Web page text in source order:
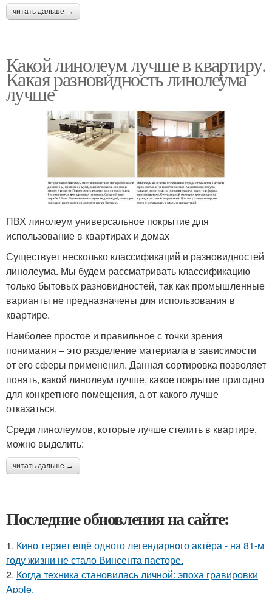
читать дальше →
Какой линолеум лучше в квартиру.
Какая разновидность линолеума
лучше
ПВХ линолеум универсальное покрытие для
использование в квартирах и домах
Существует несколько классификаций и разновидностей
линолеума. Мы будем рассматривать классификацию
только бытовых разновидностей, так как промышленные
варианты не предназначены для использования в
квартире.
Наиболее простое и правильное с точки зрения
понимания – это разделение материала в зависимости
от его сферы применения. Данная сортировка позволяет
понять, какой линолеум лучше, какое покрытие пригодно
для конкретного помещения, а от какого лучше
отказаться.
Среди линолеумов, которые лучше стелить в квартире,
можно выделить:
читать дальше →
Последние обновления на сайте:
1. Кино теряет ещё одного легендарного актёра - на 81-м
году жизни не стало Винсента пасторе.
2. Когда техника становилась личной: эпоха гравировки
Apple.